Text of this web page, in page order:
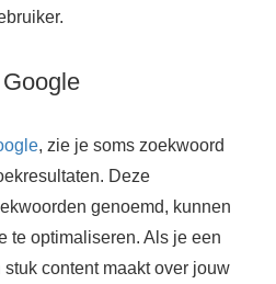
, zie je soms zoekwoord
Deze
genoemd, kunnen
te optimaliseren. Als je een
content maakt over jouw